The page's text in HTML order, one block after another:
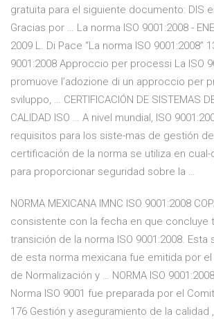
gratuita para el siguiente documento: DIS
Gracias por … La norma ISO 9001:2008 -
2009 L. Di Pace “La norma ISO 9001:2008”
9001:2008 Approccio per processi La ISO
promuove l’adozione di un approccio per
sviluppo, … CERTIFICACIÓN DE SISTEMAS
CALIDAD ISO … A nivel mundial, ISO
requisitos para los siste-mas de gestión
certificación de la norma se utiliza en
para proporcionar seguridad sobre la …
NORMA MEXICANA IMNC ISO 9001:2008
consistente con la fecha en que concluye
transición de la norma ISO 9001:2008. Esta
de esta norma mexicana fue emitida por
de Normalización y … NORMA ISO
Norma ISO 9001 fue preparada por el
176 Gestión y aseguramiento de la calidad